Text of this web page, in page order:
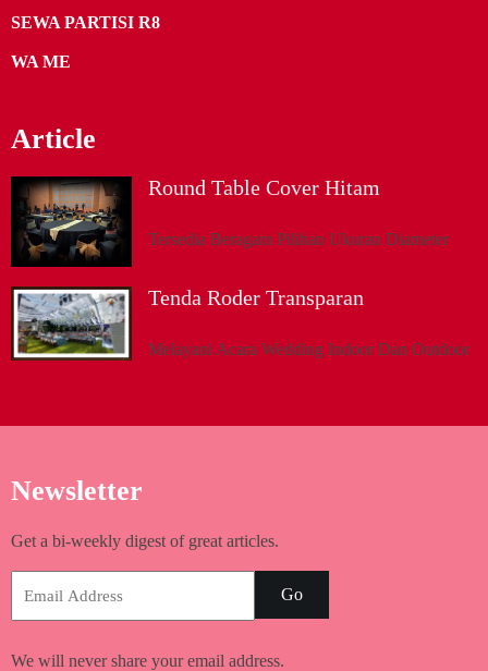
SEWA PARTISI R8
WA ME
Article
Round Table Cover Hitam
Tersedia Beragam Pilihan Ukuran Diameter
Tenda Roder Transparan
Melayani Acara Wedding Indoor Dan Outdoor
Newsletter
Get a bi-weekly digest of great articles.
Go
We will never share your email address.